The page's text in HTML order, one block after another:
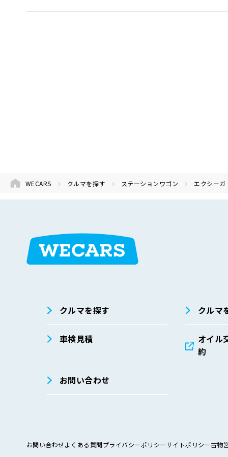
WECARS クルマを探す ステーションワゴン エクシーガ
クルマを探す クルマ
車検見積
オイル
約
お問い合わせ
お問い合わせよくある質問プライバシーポリシーサイトポリシー古物